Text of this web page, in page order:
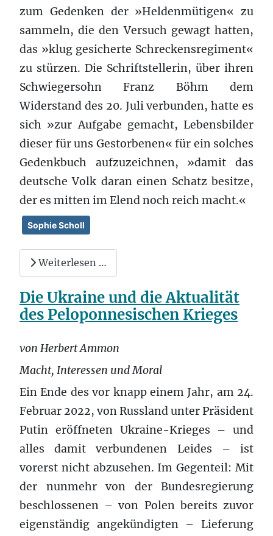
zum Gedenken der »Heldenmütigen« zu
sammeln, die den Versuch gewagt hatten,
das »klug gesicherte Schreckensregiment«
zu stürzen. Die Schriftstellerin, über ihren
Schwiegersohn Franz Böhm dem
Widerstand des 20. Juli verbunden, hatte es
sich »zur Aufgabe gemacht, Lebensbilder
dieser für uns Gestorbenen« für ein solches
Gedenkbuch aufzuzeichnen, »damit das
deutsche Volk daran einen Schatz besitze,
der es mitten im Elend noch reich macht.«
Sophie Scholl
Weiterlesen …
Die Ukraine und die Aktualität
des Peloponnesischen Krieges
von Herbert Ammon
Macht, Interessen und Moral
Ein Ende des vor knapp einem Jahr, am 24.
Februar 2022, von Russland unter Präsident
Putin eröffneten Ukraine-Krieges – und
alles damit verbundenen Leides – ist
vorerst nicht abzusehen. Im Gegenteil: Mit
der nunmehr von der Bundesregierung
beschlossenen – von Polen bereits zuvor
eigenständig angekündigten – Lieferung